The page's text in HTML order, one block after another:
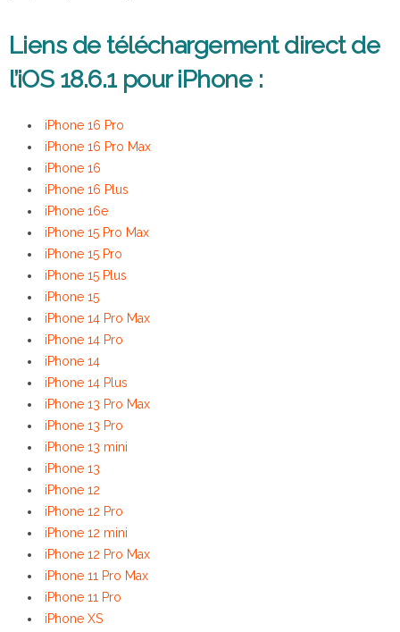
Liens de téléchargement direct de
l’iOS 18.6.1 pour iPhone :
iPhone 16 Pro
iPhone 16 Pro Max
iPhone 16
iPhone 16 Plus
iPhone 16e
iPhone 15 Pro Max
iPhone 15 Pro
iPhone 15 Plus
iPhone 15
iPhone 14 Pro Max
iPhone 14 Pro
iPhone 14
iPhone 14 Plus
iPhone 13 Pro Max
iPhone 13 Pro
iPhone 13 mini
iPhone 13
iPhone 12
iPhone 12 Pro
iPhone 12 mini
iPhone 12 Pro Max
iPhone 11 Pro Max
iPhone 11 Pro
iPhone XS